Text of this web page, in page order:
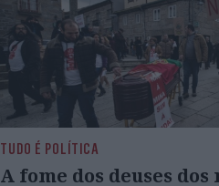
TUDO É POLÍTICA
A fome dos deuses dos